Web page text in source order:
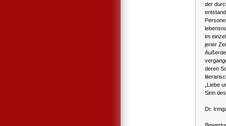
der
im
jener
deren
„Liebe
Sinn
Dr.